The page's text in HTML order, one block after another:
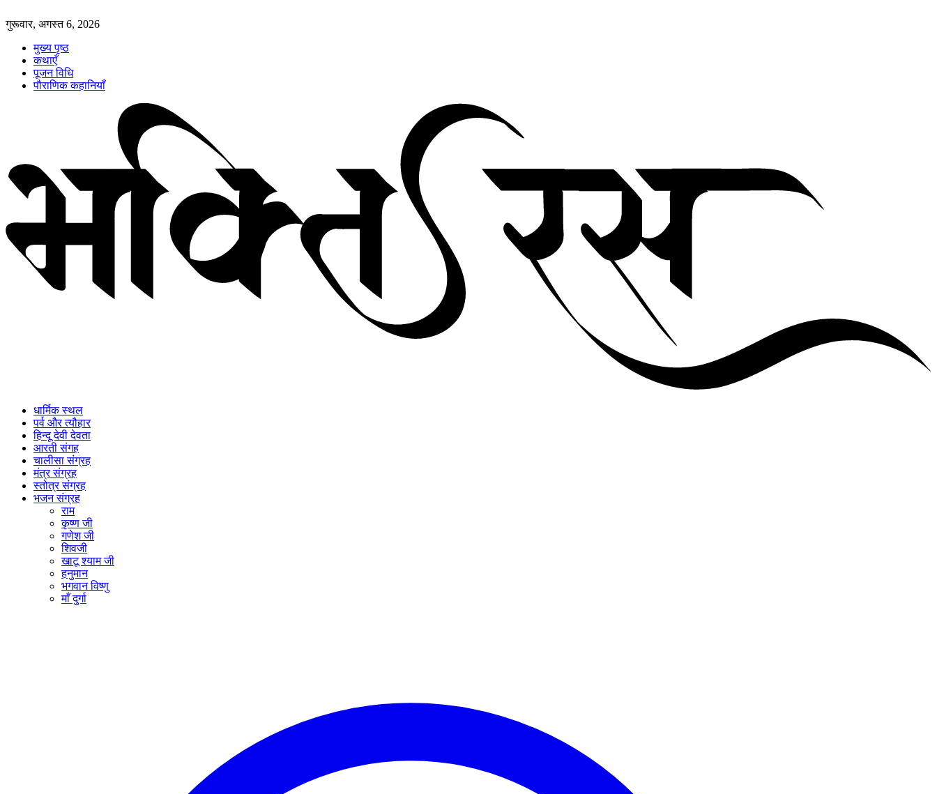
गुरूवार, अगस्त 6, 2026
मुख्य पृष्ठ
कथाएँ
पूजन विधि
पौराणिक कहानियाँ
धार्मिक स्थल
पर्व और त्यौहार
हिन्दू देवी देवता
आरती संगह
चालीसा संग्रह
मंत्र संग्रह
स्तोत्र संग्रह
भजन संग्रह
राम
कृष्ण जी
गणेश जी
शिवजी
खाटू श्याम जी
हनुमान
भगवान विष्णु
माँ दुर्गा